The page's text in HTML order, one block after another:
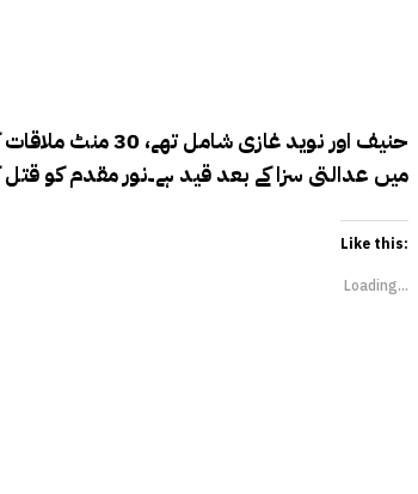
حنیف اور نوید
میں عدالتی سزا کے بعد قید ہے۔نور مقدم کو
Like this:
Loading...